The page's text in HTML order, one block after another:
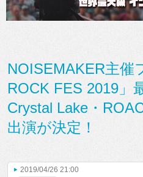
NOISEMAKER主催
ROCK FES 2019」
Crystal Lake・
出演が決定！
2019/04/26 21:00